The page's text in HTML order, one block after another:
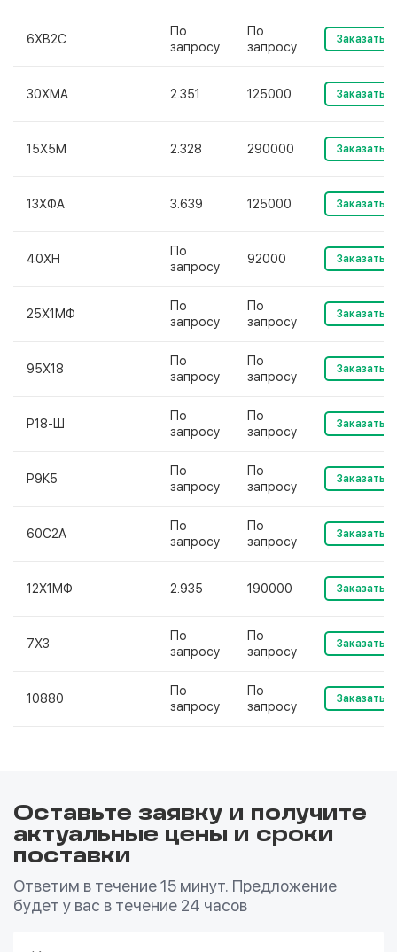
6ХВ2С
По
запросу
По
запросу
Заказать
30ХМА 2.351 125000 Заказать
15Х5М 2.328 290000 Заказать
13ХФА 3.639 125000 Заказать
40ХН
По
запросу
92000 Заказать
25Х1МФ
По
запросу
По
запросу
Заказать
95Х18
По
запросу
По
запросу
Заказать
Р18-Ш
По
запросу
По
запросу
Заказать
Р9К5
По
запросу
По
запросу
Заказать
60С2А
По
запросу
По
запросу
Заказать
12Х1МФ 2.935 190000 Заказать
7Х3
По
запросу
По
запросу
Заказать
10880
По
запросу
По
запросу
Заказать
Оставьте заявку и получите
актуальные цены и сроки
поставки
Ответим в течение 15 минут. Предложение
будет у вас в течение 24 часов